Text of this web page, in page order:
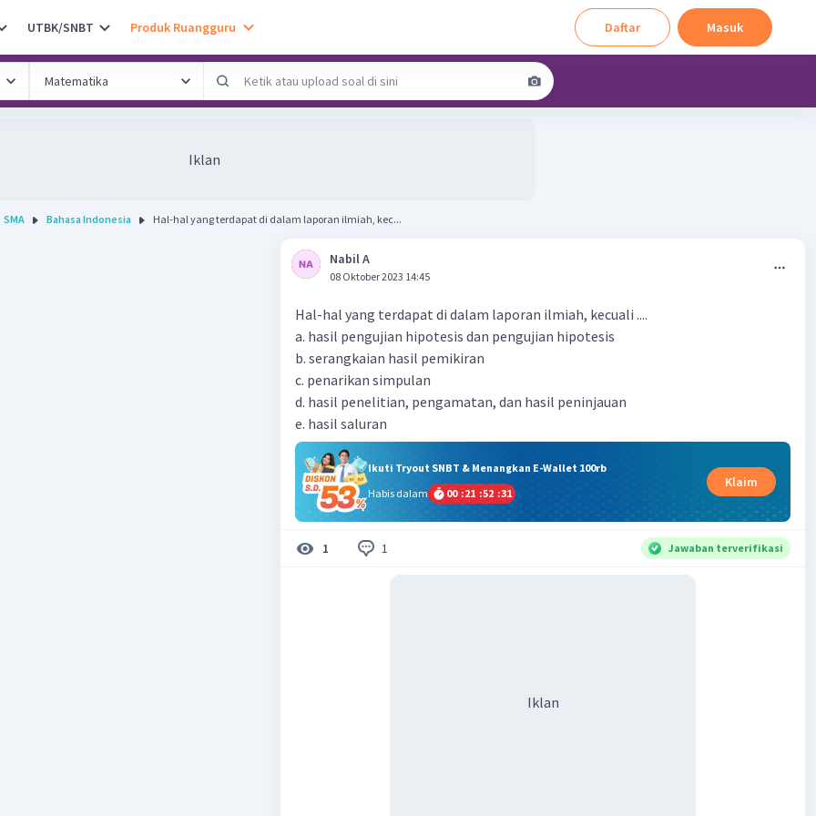
UTBK/SNBT Produk Ruangguru Daftar Masuk
Iklan
SMA Bahasa Indonesia Hal-hal yang terdapat di dalam laporan ilmiah, kec...
Nabil A
08 Oktober 2023 14:45
Hal-hal yang terdapat di dalam laporan ilmiah, kecuali ....
a. hasil pengujian hipotesis dan pengujian hipotesis
b. serangkaian hasil pemikiran
c. penarikan simpulan
d. hasil penelitian, pengamatan, dan hasil peninjauan
e. hasil saluran
Ikuti Tryout SNBT & Menangkan E-Wallet 100rb
Habis dalam
00 :21 :52 :30
Klaim
1 1 Jawaban terverifikasi
Iklan